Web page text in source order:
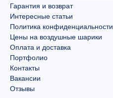
Гарантия и возврат
Интересные статьи
Политика конфиденциальности
Цены на воздушные шарики
Оплата и доставка
Портфолио
Контакты
Вакансии
Отзывы